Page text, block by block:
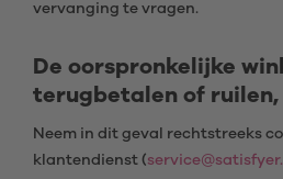
vervanging te vragen.
De oorspronkelijke
terugbetalen of ruilen,
Neem in dit geval rechtstreeks
klantendienst (